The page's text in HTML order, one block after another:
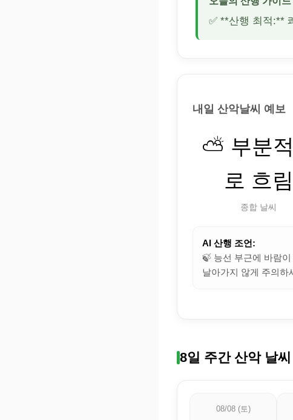
✅ **산행 최적:**
내일 산악날씨 예보
⛅ 부분
로 흐림
종합 날씨
AI 산행 조언:
🍃 능선 부근에 바람
날아가지 않게 주의하
8일 주간 산악 날
08/08 (토)